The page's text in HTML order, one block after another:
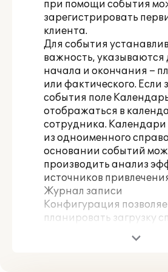
при помощи события
зарегистрировать
клиента.
Для события
важность, указываются
начала и окончания –
или фактического. Если
события поле
отображаться в
сотрудника.
из одноименного
основании событий
производить анализ
источников
Журнал записи
Конфигурация
планировать загрузку